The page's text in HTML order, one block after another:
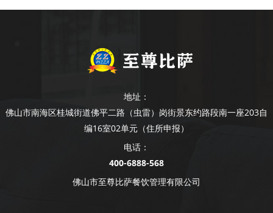
地址：
佛山市南海区桂城街道佛平二路（虫雷）岗街景东约路段南一座203自
编16室02单元（住所申报）
电话：
400-6888-568
佛山市至尊比萨餐饮管理有限公司